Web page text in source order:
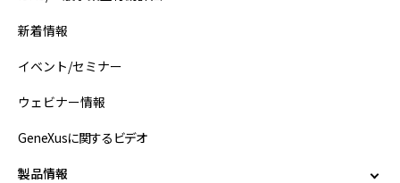
新着情報
イベント/セミナー
ウェビナー情報
GeneXusに関するビデオ
製品情報